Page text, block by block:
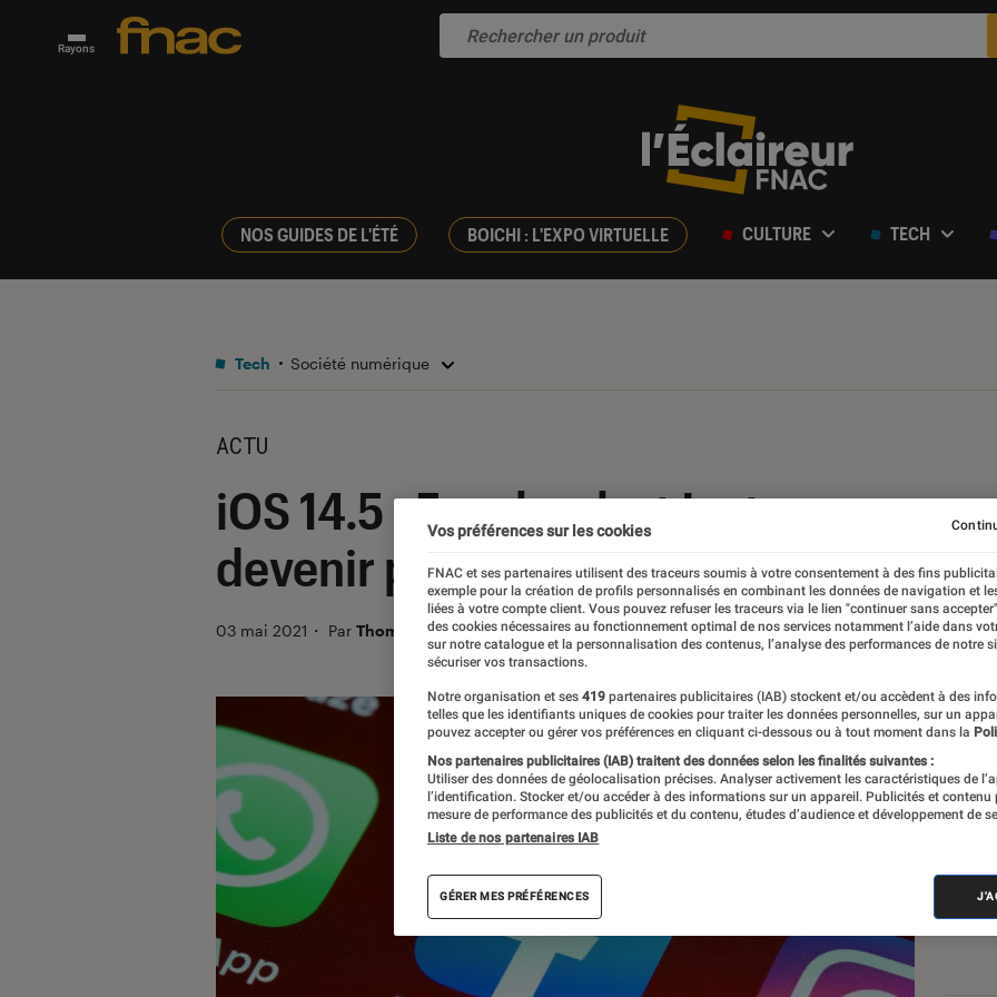
Rayons
NOS GUIDES DE L'ÉTÉ BOICHI : L'EXPO VIRTUELLE CULTURE TECH
Tech Société numérique
ACTU
iOS 14.5 : Facebook et Instagram
devenir payants
03 mai 2021 ・ Par Thomas Estimbre
Vos préférences sur les cookies
FNAC et ses partenaires utilisent des traceurs soumis à votre consentement à des fins
exemple pour la création de profils personnalisés en combinant les données de navigation et
liées à votre compte client. Vous pouvez refuser les traceurs via le lien "continuer sans
des cookies nécessaires au fonctionnement optimal de nos services notamment l’aide dans
sur notre catalogue et la personnalisation des contenus, l’analyse des performances de notre
sécuriser vos transactions.
Notre organisation et ses 419 partenaires publicitaires (IAB) stockent et/ou accèdent à des
telles que les identifiants uniques de cookies pour traiter les données personnelles, sur un
pouvez accepter ou gérer vos préférences en cliquant ci-dessous ou à tout moment dans la
Nos partenaires publicitaires (IAB) traitent des données selon les finalités suivantes :
Utiliser des données de géolocalisation précises. Analyser activement les caractéristiques de
l’identification. Stocker et/ou accéder à des informations sur un appareil. Publicités et contenu
mesure de performance des publicités et du contenu, études d’audience et développement de
Liste de nos partenaires IAB
GÉRER MES PRÉFÉRENCES